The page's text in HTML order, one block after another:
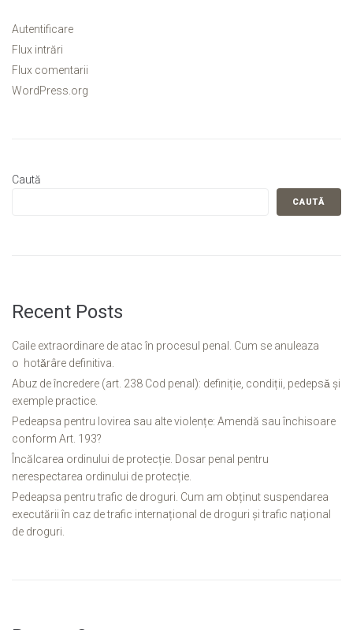
Autentificare
Flux intrări
Flux comentarii
WordPress.org
Caută
CAUTĂ
Recent Posts
Caile extraordinare de atac în procesul penal. Cum se anuleaza
o hotǎrâre definitiva.
Abuz de încredere (art. 238 Cod penal): definiție, condiții, pedepsǎ și
exemple practice.
Pedeapsa pentru lovirea sau alte violențe: Amendă sau închisoare
conform Art. 193?
Încălcarea ordinului de protecție. Dosar penal pentru
nerespectarea ordinului de protecție.
Pedeapsa pentru trafic de droguri. Cum am obținut suspendarea
executării în caz de trafic internațional de droguri și trafic național
de droguri.